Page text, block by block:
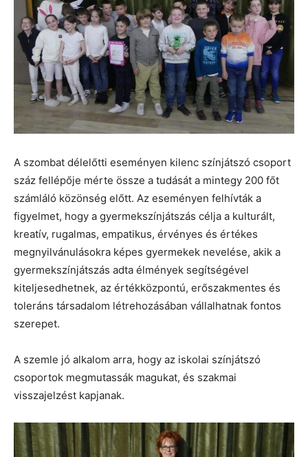
A szombat délelőtti eseményen kilenc színjátszó csoport
száz fellépője mérte össze a tudását a mintegy 200 főt
számláló közönség előtt. Az eseményen felhívták a
figyelmet, hogy a gyermekszínjátszás célja a kulturált,
kreatív, rugalmas, empatikus, érvényes és értékes
megnyilvánulásokra képes gyermekek nevelése, akik a
gyermekszínjátszás adta élmények segítségével
kiteljesedhetnek, az értékközpontú, erőszakmentes és
toleráns társadalom létrehozásában vállalhatnak fontos
szerepet.
A szemle jó alkalom arra, hogy az iskolai színjátszó
csoportok megmutassák magukat, és szakmai
visszajelzést kapjanak.